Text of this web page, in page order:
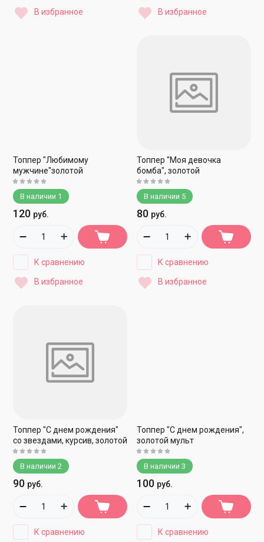
В избранное В избранное
Топпер "Любимому
мужчине"золотой
В наличии 1
120 руб.
К сравнению
В избранное
Топпер "Моя девочка
бомба", золотой
В наличии 5
80 руб.
К сравнению
В избранное
Топпер "С днем рождения"
со звездами, курсив, золотой
В наличии 2
90 руб.
К сравнению
Топпер "С днем рождения",
золотой мульт
В наличии 3
100 руб.
К сравнению